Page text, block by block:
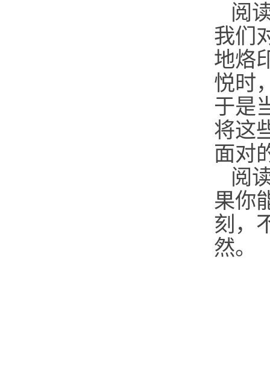
阅
我们
地烙
悦时
于是
将这
面对
阅
果你
刻，
然。